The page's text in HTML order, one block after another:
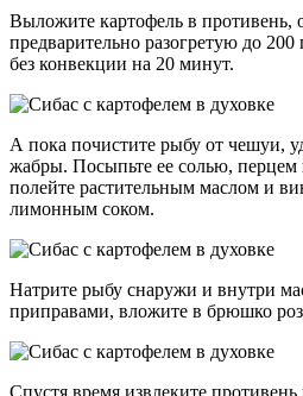
Выложите картофель в противень,
предварительно разогретую до
без конвекции на 20 минут.
А пока почистите рыбу от чешуи,
жабры. Посыпьте ее солью,
полейте растительным маслом и
лимонным соком.
Натрите рыбу снаружи и внутри
приправами, вложите в брюшко